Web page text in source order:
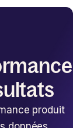
produit